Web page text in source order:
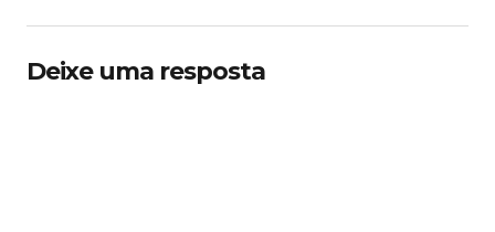
Deixe uma resposta